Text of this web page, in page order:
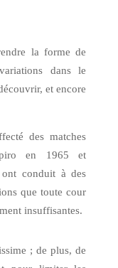
la forme de
dans le
et encore
des matches
en 1965 et
conduit à des
que toute cour
insuffisantes.
; de plus, de